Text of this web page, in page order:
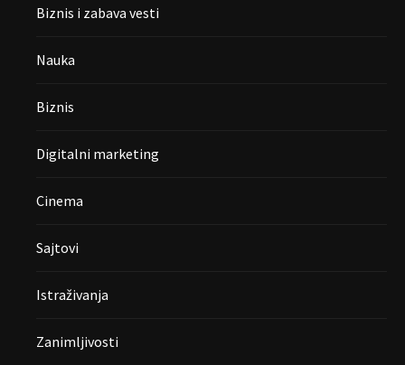
Biznis i zabava vesti
Nauka
Biznis
Digitalni marketing
Cinema
Sajtovi
Istraživanja
Zanimljivosti